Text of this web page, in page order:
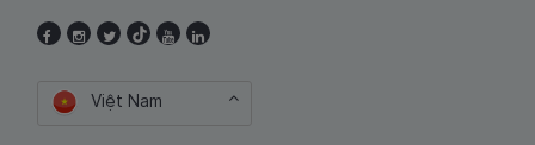
Việt Nam